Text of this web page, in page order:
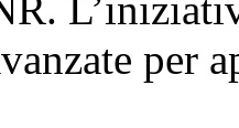
per